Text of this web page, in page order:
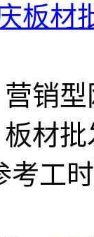
板材
营销
材
考工